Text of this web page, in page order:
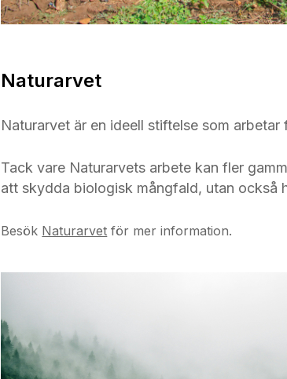
Naturarvet
Naturarvet är en ideell stiftelse som
Tack vare Naturarvets arbete kan fler
att skydda biologisk mångfald, utan också
Besök Naturarvet för mer information.